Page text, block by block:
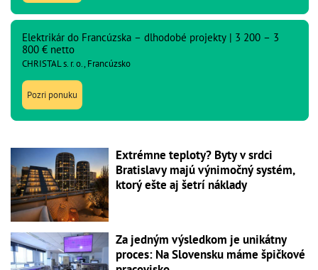
Elektrikár do Francúzska – dlhodobé projekty | 3 200 – 3
800 € netto
CHRISTAL s. r. o., Francúzsko
Pozri ponuku
Extrémne teploty? Byty v srdci
Bratislavy majú výnimočný systém,
ktorý ešte aj šetrí náklady
Za jedným výsledkom je unikátny
proces: Na Slovensku máme špičkové